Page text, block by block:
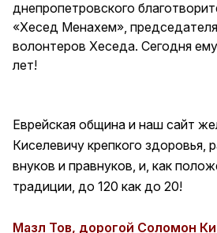
днепропетровского
«Хесед Менахем»,
волонтеров Хеседа. Сегодня
лет!
Еврейская община и наш сайт
Киселевичу крепкого здоровья,
внуков и правнуков, и, как
традиции, до 120 как до 20!
Мазл Тов, дорогой Соломон